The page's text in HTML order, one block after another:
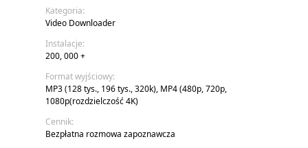
Kategoria:
Video Downloader
Instalacje:
200, 000 +
Format wyjściowy:
MP3 (128 tys., 196 tys., 320k), MP4 (480p, 720p,
1080p(rozdzielczość 4K)
Cennik:
Bezpłatna rozmowa zapoznawcza